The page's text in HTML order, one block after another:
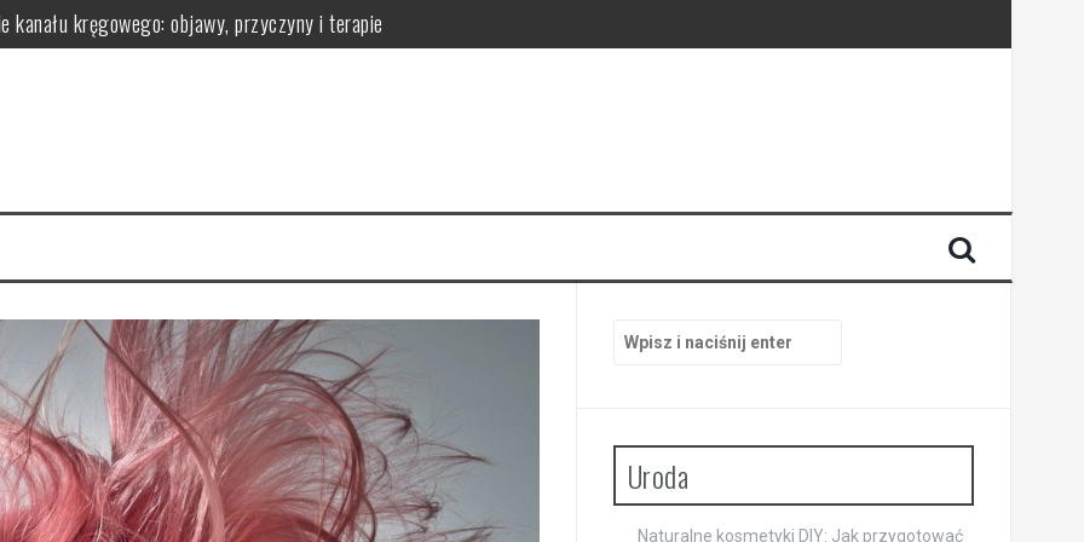
kanału kręgowego: objawy, przyczyny i terapie
pielęgnacyjne
działanie na skórę
regeneracji organizmu
i przechowywanie do wygodnej aranżacji
Uroda
Naturalne kosmetyki DIY: Jak przygotować